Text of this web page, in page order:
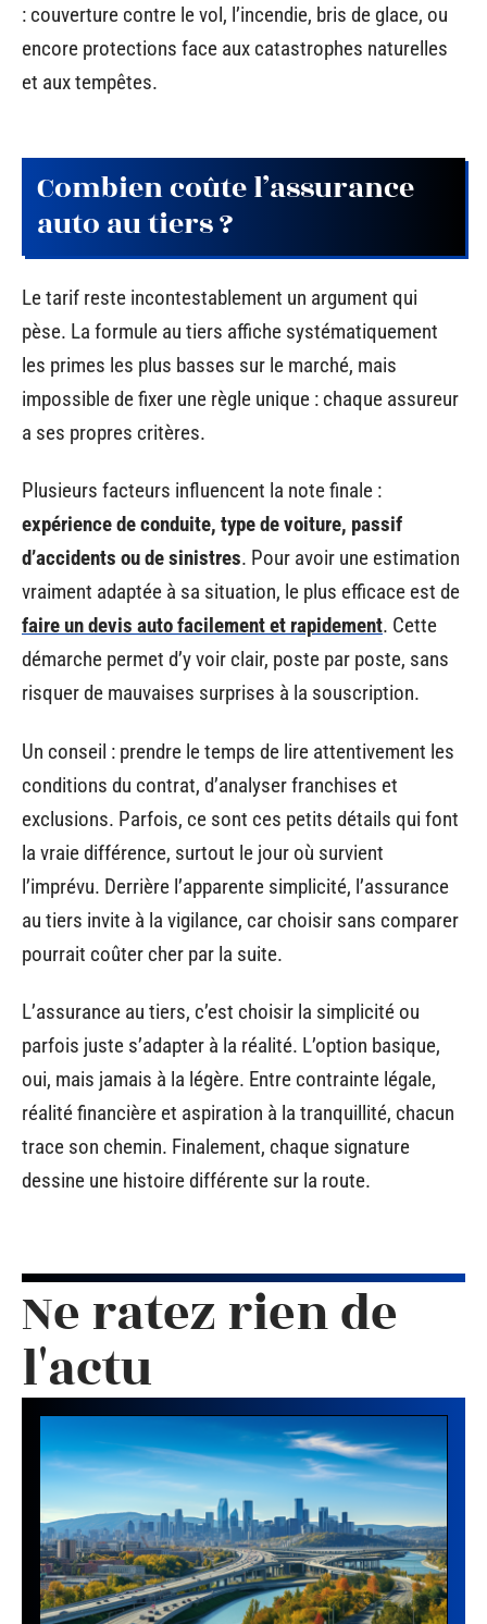
: couverture contre le vol, l’incendie, bris de glace, ou
encore protections face aux catastrophes naturelles
et aux tempêtes.
Combien coûte l’assurance
auto au tiers ?
Le tarif reste incontestablement un argument qui
pèse. La formule au tiers affiche systématiquement
les primes les plus basses sur le marché, mais
impossible de fixer une règle unique : chaque assureur
a ses propres critères.
Plusieurs facteurs influencent la note finale :
expérience de conduite, type de voiture, passif
d’accidents ou de sinistres. Pour avoir une estimation
vraiment adaptée à sa situation, le plus efficace est de
faire un devis auto facilement et rapidement. Cette
démarche permet d’y voir clair, poste par poste, sans
risquer de mauvaises surprises à la souscription.
Un conseil : prendre le temps de lire attentivement les
conditions du contrat, d’analyser franchises et
exclusions. Parfois, ce sont ces petits détails qui font
la vraie différence, surtout le jour où survient
l’imprévu. Derrière l’apparente simplicité, l’assurance
au tiers invite à la vigilance, car choisir sans comparer
pourrait coûter cher par la suite.
L’assurance au tiers, c’est choisir la simplicité ou
parfois juste s’adapter à la réalité. L’option basique,
oui, mais jamais à la légère. Entre contrainte légale,
réalité financière et aspiration à la tranquillité, chacun
trace son chemin. Finalement, chaque signature
dessine une histoire différente sur la route.
Ne ratez rien de
l'actu